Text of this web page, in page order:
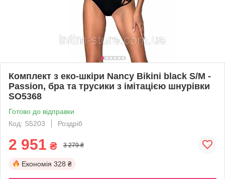
Комплект з еко-шкіри Nancy Bikini black S/M -
Passion, бра та трусики з імітацією шнурівки
SO5368
Готово до відправки
Код: S5203
Роздріб
2 951 ₴ 3 279 ₴
Економія 328 ₴